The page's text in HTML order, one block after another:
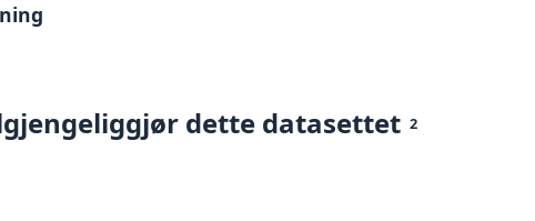
dette datasettet 2